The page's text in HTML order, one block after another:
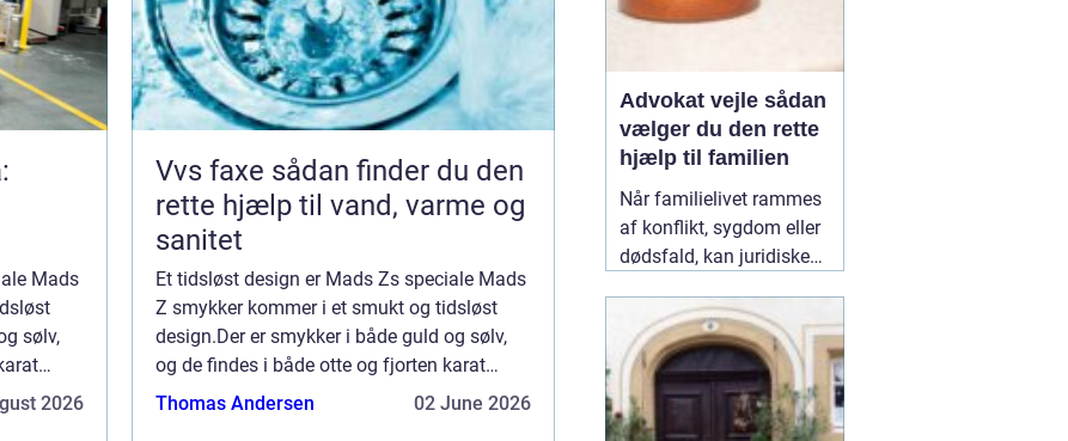
Mads
sølv,
du2026
Vvs faxe sådan finder du den
rette hjælp til vand, varme og
sanitet
Et tidsløst design er Mads Zs speciale Mads
Z smykker kommer i et smukt og tidsløst
design.Der er smykker i både guld og sølv,
og de findes i både otte og fjorten karat
guld.Der er også sølv i sterlingsølv, og du
Thomas Andersen 02 June 2026
Advokat vejle sådan
vælger du den rette
hjælp til familien
Når familielivet rammes
af konflikt, sygdom eller
dødsfald, kan juridiske
sig store. Mange oplever,
at de både skal håndtere
følelser og praktiske
problemer på én gang.
Her kan en erfaren10